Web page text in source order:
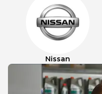
Nissan